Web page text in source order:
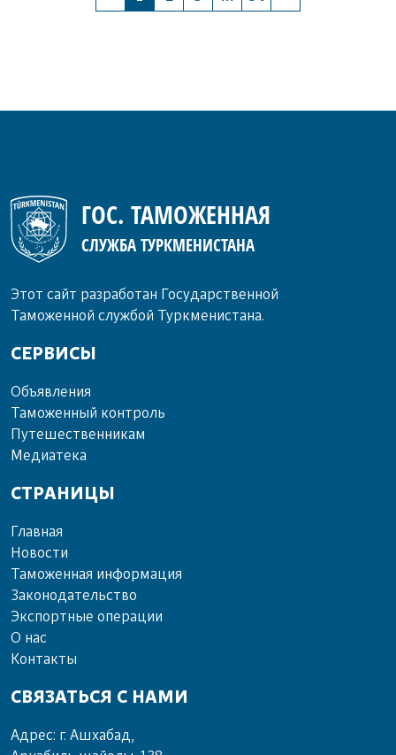
ГОС. ТАМОЖЕННАЯ
СЛУЖБА ТУРКМЕНИСТАНА
Этот сайт разработан Государственной
Таможенной службой Туркменистана.
СЕРВИСЫ
Объ­яв­ле­ния
Та­мо­жен­ный кон­троль
Пу­те­шест­вен­ни­кам
Ме­диа­те­ка
СТРАНИЦЫ
Главная
Новости
Таможенная информация
Законодательство
Экспортные операции
О нас
Контакты
СВЯЗАТЬСЯ С НАМИ
Адрес: г. Ашхабад,